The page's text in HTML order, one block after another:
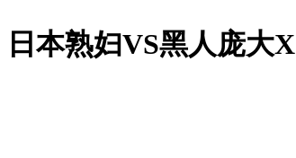
日本熟妇VS黑人庞大X